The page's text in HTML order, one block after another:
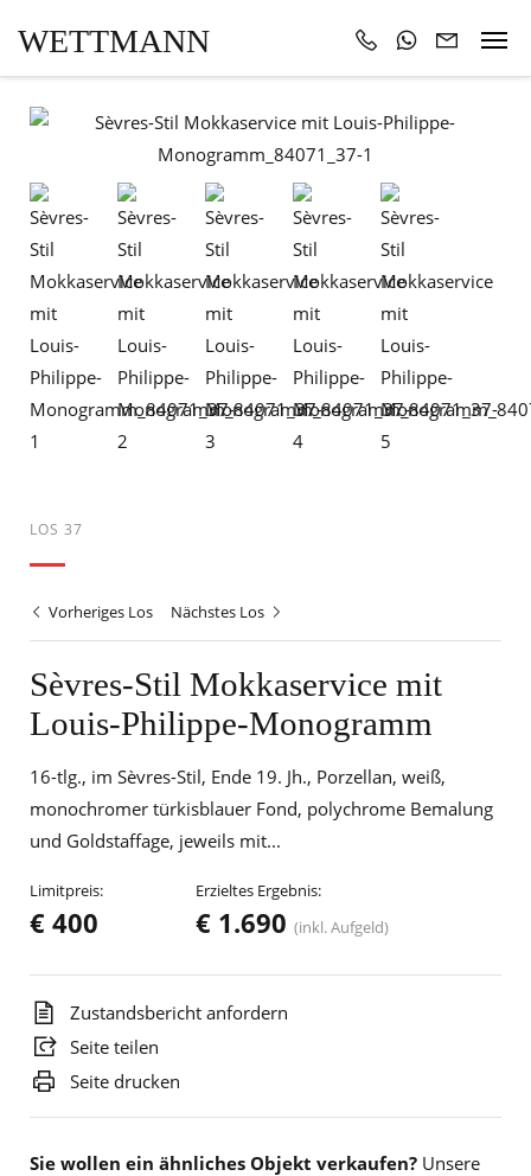
WETTMANN
LOS 37
Vorheriges Los Nächstes Los
Sèvres-Stil Mokkaservice mit
Louis-Philippe-Monogramm
16-tlg., im Sèvres-Stil, Ende 19. Jh., Porzellan, weiß,
monochromer türkisblauer Fond, polychrome Bemalung
und Goldstaffage, jeweils mit...
Limitpreis:
€ 400
Erzieltes Ergebnis:
€ 1.690 (inkl. Aufgeld)
Zustandsbericht anfordern
Seite teilen
Seite drucken
Sie wollen ein ähnliches Objekt verkaufen? Unsere